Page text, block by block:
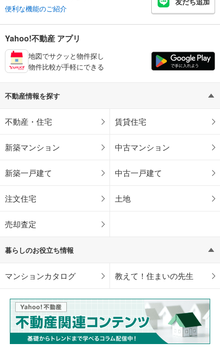
便利な機能のご紹介
Yahoo!不動産 アプリ
地図でサクッと物件探し
物件比較が手軽にできる
不動産情報を探す
不動産・住宅 賃貸住宅
新築マンション 中古マンション
新築一戸建て 中古一戸建て
注文住宅 土地
売却査定
暮らしのお役立ち情報
マンションカタログ 教えて！住まいの先生